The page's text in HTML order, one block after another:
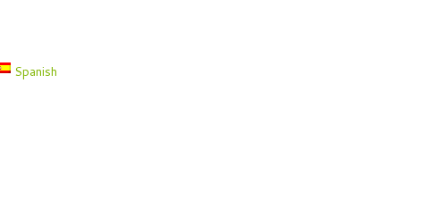
Spanish